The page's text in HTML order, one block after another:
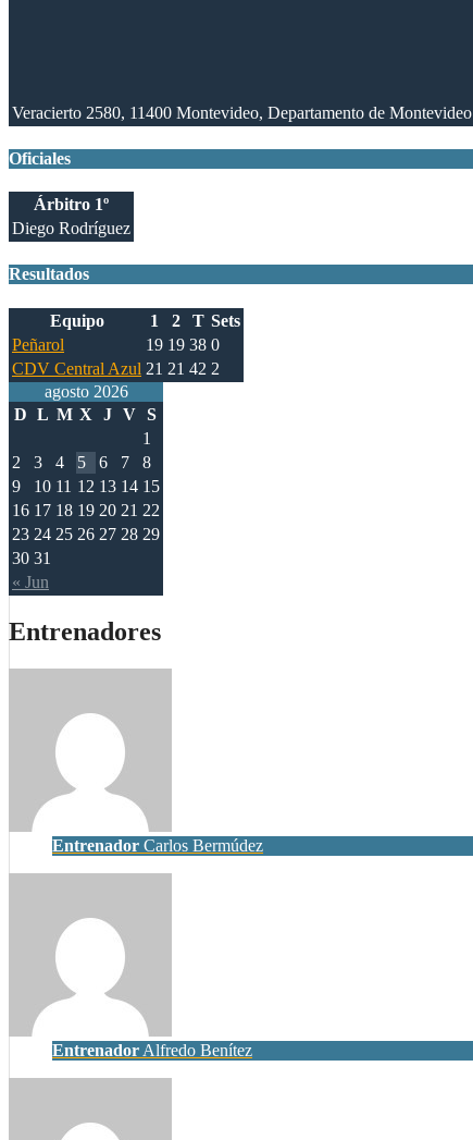
Veracierto 2580, 11400 Montevideo, Departamento de Montevideo
Oficiales
Árbitro 1º
Diego Rodríguez
Resultados
Equipo 1 2 T Sets
Peñarol
19 19 38 0
CDV Central Azul 21 21 42 2
agosto 2026
D L M X J V S
« Jun
1
2
3 4 5 6 7
8
9
10 11 12 13 14 15
16 17 18 19 20 21 22
23 24 25 26 27 28 29
30 31
Entrenadores
Entrenador Carlos Bermúdez
Entrenador Alfredo Benítez